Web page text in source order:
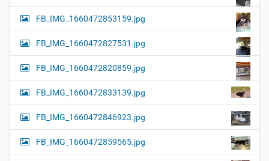
FB_IMG_1660472853159.jpg
FB_IMG_1660472827531.jpg
FB_IMG_1660472820859.jpg
FB_IMG_1660472833139.jpg
FB_IMG_1660472846923.jpg
FB_IMG_1660472859565.jpg